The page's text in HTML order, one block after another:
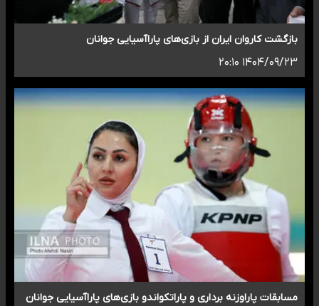
بازگشت کاروان ایران از بازی‌های پاراآسیایی جوانان
۱۴۰۴/۰۹/۲۳ ۲۰:۱۰
مسابقات پاراوزنه برداری و پاراتکواندو بازی‌های پاراآسیایی جوانان